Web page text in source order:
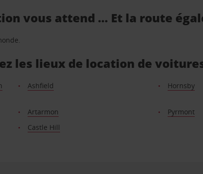
vous attend … Et la route
les lieux de location de
Ashfield Hornsby
Artarmon Pyrmont
Castle Hill